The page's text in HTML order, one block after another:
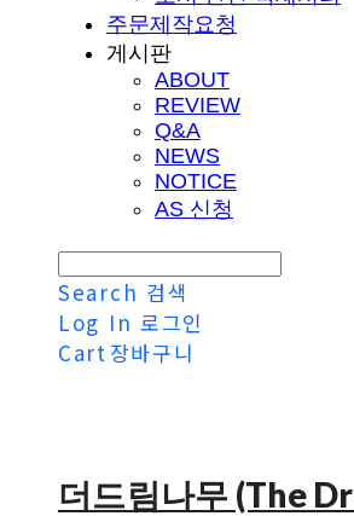
주문제작요청
게시판
ABOUT
REVIEW
Q&A
NEWS
NOTICE
AS 신청
Search 검색
Log In 로그인
Cart 장바구니
더드림나무 (The